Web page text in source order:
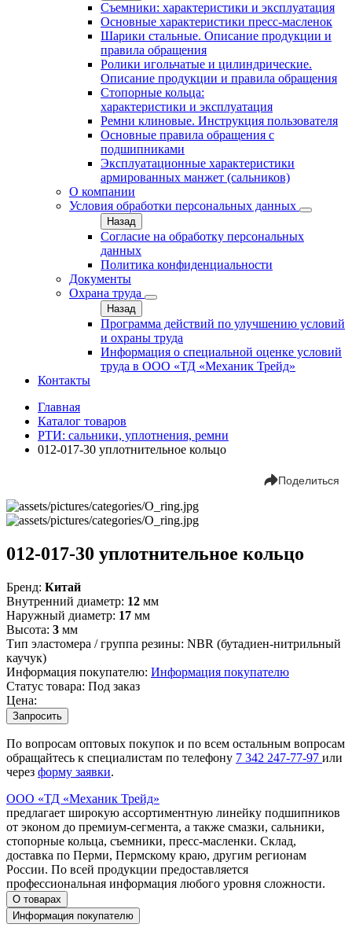
Съемники: характеристики и эксплуатация
Основные характеристики пресс‑масленок
Шарики стальные. Описание продукции и
правила обращения
Ролики игольчатые и цилиндрические.
Описание продукции и правила обращения
Стопорные кольца:
характеристики и эксплуатация
Ремни клиновые. Инструкция пользователя
Основные правила обращения с
подшипниками
Эксплуатационные характеристики
армированных манжет (сальников)
О компании
Условия обработки персональных данных
Назад
Согласие на обработку персональных
данных
Политика конфиденциальности
Документы
Охрана труда
Назад
Программа действий по улучшению условий
и охраны труда
Информация о специальной оценке условий
труда в ООО «ТД «Механик Трейд»
Контакты
Главная
Каталог товаров
РТИ: сальники, уплотнения, ремни
012-017-30 уплотнительное кольцо
Поделиться
012-017-30 уплотнительное кольцо
Бренд: Китай
Внутренний диаметр: 12 мм
Наружный диаметр: 17 мм
Высота: 3 мм
Тип эластомера / группа резины: NBR (бутадиен-нитрильный
каучук)
Информация покупателю: Информация покупателю
Статус товара: Под заказ
Цена:
Запросить
По вопросам оптовых покупок и по всем остальным вопросам
обращайтесь к специалистам по телефону 7 342 247-77-97 или
через форму заявки.
ООО «ТД «Механик Трейд»
предлагает широкую ассортиментную линейку подшипников
от эконом до премиум-сегмента, а также смазки, сальники,
стопорные кольца, съемники, пресс-масленки. Склад,
доставка по Перми, Пермскому краю, другим регионам
России. По всей продукции предоставляется
профессиональная информация любого уровня сложности.
О товарах
Информация покупателю